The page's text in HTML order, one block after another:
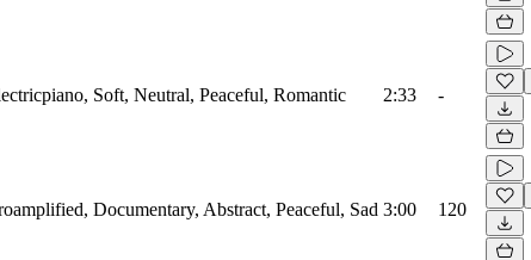
Soft, Neutral, Peaceful, Romantic 2:33 -
Documentary, Abstract, Peaceful, Sad 3:00 120